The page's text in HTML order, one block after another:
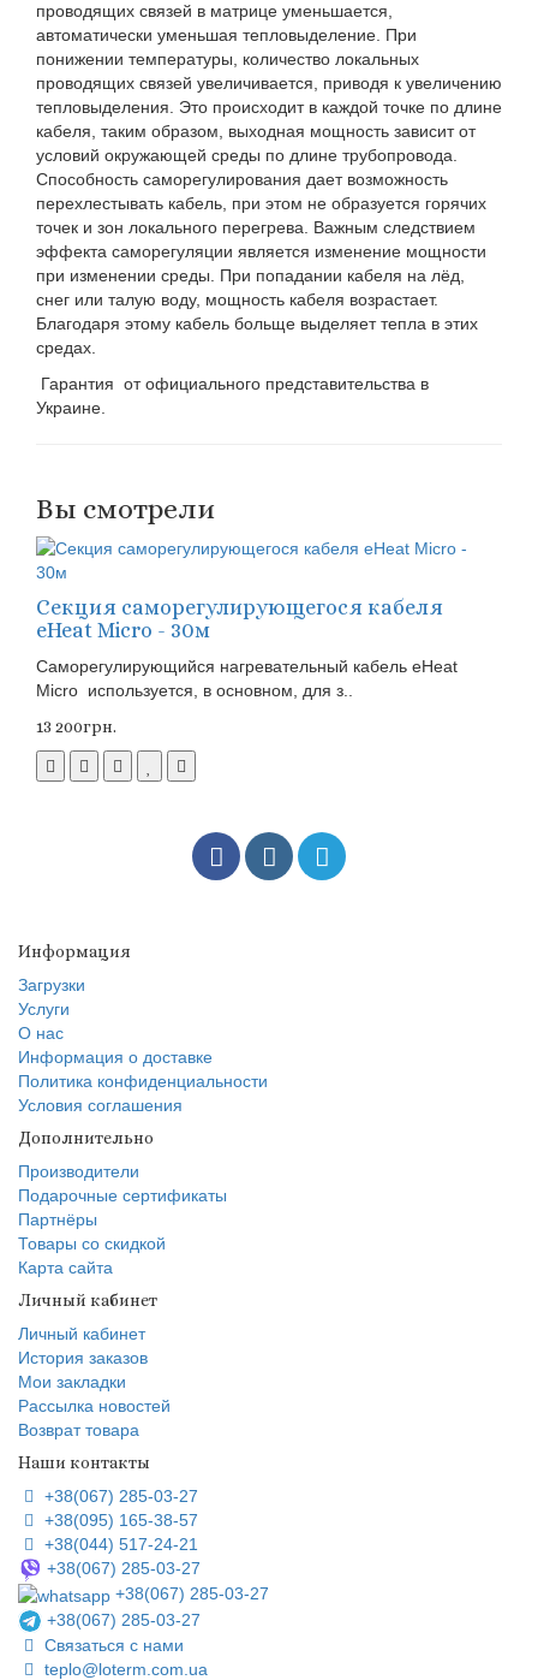
проводящих связей в матрице уменьшается,
автоматически уменьшая тепловыделение. При
понижении температуры, количество локальных
проводящих связей увеличивается, приводя к увеличению
тепловыделения. Это происходит в каждой точке по длине
кабеля, таким образом, выходная мощность зависит от
условий окружающей среды по длине трубопровода.
Способность саморегулирования дает возможность
перехлестывать кабель, при этом не образуется горячих
точек и зон локального перегрева. Важным следствием
эффекта саморегуляции является изменение мощности
при изменении среды. При попадании кабеля на лёд,
снег или талую воду, мощность кабеля возрастает.
Благодаря этому кабель больще выделяет тепла в этих
средах.
Гарантия от официального представительства в
Украине.
Вы смотрели
Секция саморегулирующегося кабеля
eHeat Micro - 30м
Саморегулирующийся нагревательный кабель eHeat
Micro используется, в основном, для з..
13 200грн.
Информация
Загрузки
Услуги
О нас
Информация о доставке
Политика конфиденциальности
Условия соглашения
Дополнительно
Производители
Подарочные сертификаты
Партнёры
Товары со скидкой
Карта сайта
Личный кабинет
Личный кабинет
История заказов
Мои закладки
Рассылка новостей
Возврат товара
Наши контакты
+38(067) 285-03-27
+38(095) 165-38-57
+38(044) 517-24-21
+38(067) 285-03-27
+38(067) 285-03-27
+38(067) 285-03-27
Связаться с нами
teplo@loterm.com.ua